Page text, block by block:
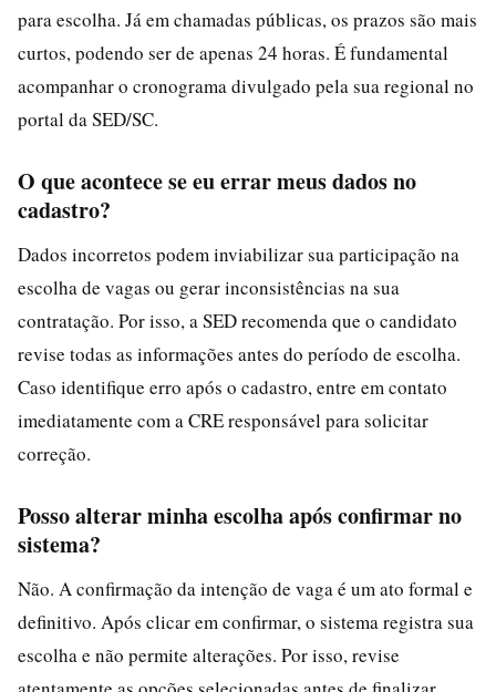
para escolha. Já em chamadas públicas, os prazos são mais
curtos, podendo ser de apenas 24 horas. É fundamental
acompanhar o cronograma divulgado pela sua regional no
portal da SED/SC.
O que acontece se eu errar meus dados no
cadastro?
Dados incorretos podem inviabilizar sua participação na
escolha de vagas ou gerar inconsistências na sua
contratação. Por isso, a SED recomenda que o candidato
revise todas as informações antes do período de escolha.
Caso identifique erro após o cadastro, entre em contato
imediatamente com a CRE responsável para solicitar
correção.
Posso alterar minha escolha após confirmar no
sistema?
Não. A confirmação da intenção de vaga é um ato formal e
definitivo. Após clicar em confirmar, o sistema registra sua
escolha e não permite alterações. Por isso, revise